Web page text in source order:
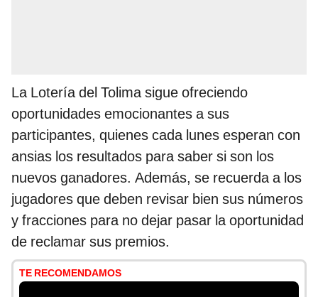
La Lotería del Tolima sigue ofreciendo
oportunidades emocionantes a sus
participantes, quienes cada lunes esperan con
ansias los resultados para saber si son los
nuevos ganadores. Además, se recuerda a los
jugadores que deben revisar bien sus números
y fracciones para no dejar pasar la oportunidad
de reclamar sus premios.
TE RECOMENDAMOS